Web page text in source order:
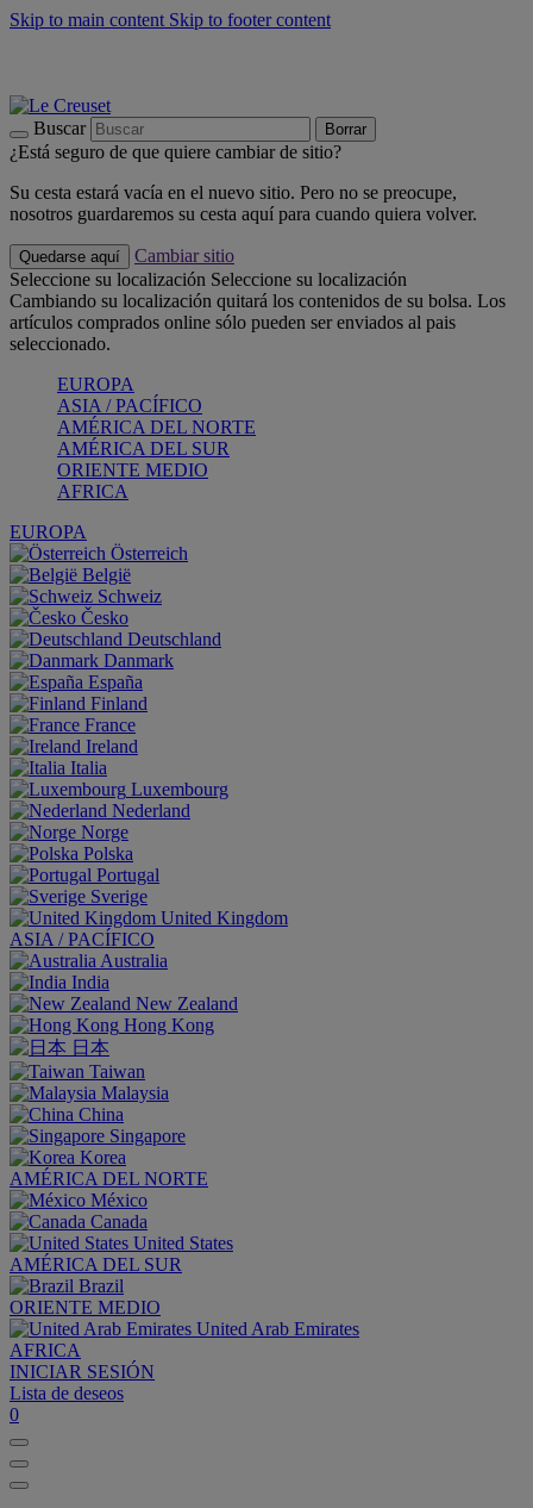
Skip to main content Skip to footer content
Buscar Borrar
¿Está seguro de que quiere cambiar de sitio?
Su cesta estará vacía en el nuevo sitio. Pero no se preocupe,
nosotros guardaremos su cesta aquí para cuando quiera volver.
Quedarse aquí
Cambiar sitio
Seleccione su localización Seleccione su localización
Cambiando su localización quitará los contenidos de su bolsa. Los
artículos comprados online sólo pueden ser enviados al pais
seleccionado.
EUROPA
ASIA / PACÍFICO
AMÉRICA DEL NORTE
AMÉRICA DEL SUR
ORIENTE MEDIO
AFRICA
EUROPA
Österreich
België
Schweiz
Česko
Deutschland
Danmark
España
Finland
France
Ireland
Italia
Luxembourg
Nederland
Norge
Polska
Portugal
Sverige
United Kingdom
ASIA / PACÍFICO
Australia
India
New Zealand
Hong Kong
日本
Taiwan
Malaysia
China
Singapore
Korea
AMÉRICA DEL NORTE
México
Canada
United States
AMÉRICA DEL SUR
Brazil
ORIENTE MEDIO
United Arab Emirates
AFRICA
INICIAR SESIÓN
Lista de deseos
0